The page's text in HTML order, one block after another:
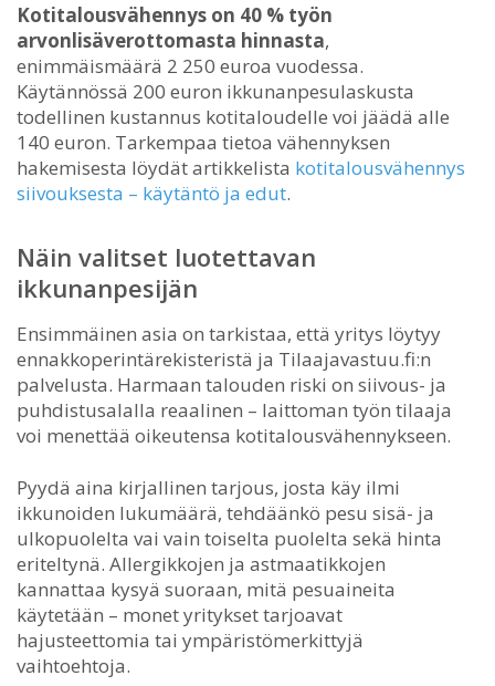
Kotitalousvähennys on 40 % työn
arvonlisäverottomasta hinnasta,
enimmäismäärä 2 250 euroa vuodessa.
Käytännössä 200 euron ikkunanpesulaskusta
todellinen kustannus kotitaloudelle voi jäädä alle
140 euron. Tarkempaa tietoa vähennyksen
hakemisesta löydät artikkelista kotitalousvähennys
siivouksesta – käytäntö ja edut.
Näin valitset luotettavan
ikkunanpesijän
Ensimmäinen asia on tarkistaa, että yritys löytyy
ennakkoperintärekisteristä ja Tilaajavastuu.fi:n
palvelusta. Harmaan talouden riski on siivous- ja
puhdistusalalla reaalinen – laittoman työn tilaaja
voi menettää oikeutensa kotitalousvähennykseen.
Pyydä aina kirjallinen tarjous, josta käy ilmi
ikkunoiden lukumäärä, tehdäänkö pesu sisä- ja
ulkopuolelta vai vain toiselta puolelta sekä hinta
eriteltynä. Allergikkojen ja astmaatikkojen
kannattaa kysyä suoraan, mitä pesuaineita
käytetään – monet yritykset tarjoavat
hajusteettomia tai ympäristömerkittyjä
vaihtoehtoja.